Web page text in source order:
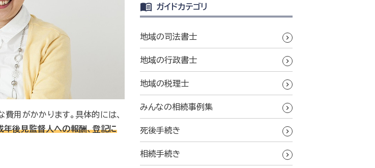
用がかかります。具体的には、
年後見監督人への報酬、登記に
ガイドカテゴリ
地域の司法書士
地域の行政書士
地域の税理士
みんなの相続事例集
死後手続き
相続手続き